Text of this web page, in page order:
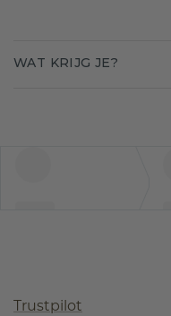
WAT KRIJG JE?
Trustpilot